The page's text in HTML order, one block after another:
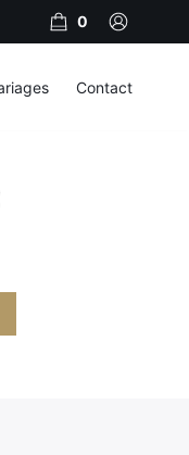
0
Contact